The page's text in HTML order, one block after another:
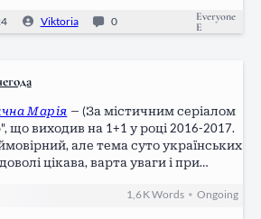
Viktoria 0
Everyone
E
Марія — (За містичним серіалом
що виходив на 1+1 у році 2016-2017.
але тема суто українських
цікава, варта уваги і при
За день кілька хмаринок
1,6 KWords •Ongoing